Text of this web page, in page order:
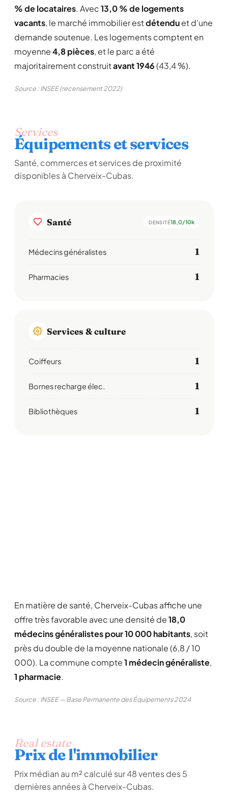
% de locataires. Avec13,0 % de logements
vacants, le marché immobilier estdétenduet d'une
demande soutenue. Les logements comptent en
moyenne4,8 pièces, et le parc a été
majoritairement construitavant 1946(43,4 %).
Source : INSEE (recensement 2022)
Services
Équipements et services
Santé, commerces et services de proximité
disponibles à Cherveix-Cubas.
Santé DENSITÉ18,0/10k
Médecins généralistes 1
Pharmacies 1
Services & culture
Coiffeurs 1
Bornes recharge élec. 1
Bibliothèques 1
En matière de santé, Cherveix-Cubas affiche une
offre très favorable avec une densité de18,0
médecins généralistes pour 10 000 habitants, soit
près du double de la moyenne nationale (6,8 / 10
000). La commune compte1 médecin généraliste,
1 pharmacie.
Source : INSEE — Base Permanente des Équipements 2024
Real estate
Prix de l'immobilier
Prix médian au m² calculé sur 48 ventes des 5
dernières années à Cherveix-Cubas.